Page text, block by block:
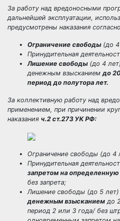
За работу над вредоносными
дальнейшей эксплуатации,
предусмотрены наказания согласно
Ограничение свободы(до 4
Принудительная
Лишение свободы(до 4
денежным взысканием до
период до полутора лет.
За коллективную работу над
применением, при причинении
наказания ч.2 ст.273 УК РФ:
Ограничение свободы (до 4
Принудительная
запретом на определенную
без запрета;
Лишение свободы (до 5
денежным взысканием до
период 2 или 3 года/ без